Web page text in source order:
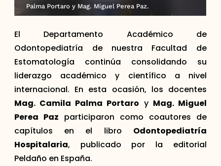
Palma Portaro y Mag. Miguel Perea Paz.
El Departamento Académico de
Odontopediatría de nuestra Facultad de
Estomatología continúa consolidando su
liderazgo académico y científico a nivel
internacional. En esta ocasión, los docentes
Mag. Camila Palma Portaro y Mag. Miguel
Perea Paz participaron como coautores de
capítulos en el libro Odontopediatría
Hospitalaria, publicado por la editorial
Peldaño en España.